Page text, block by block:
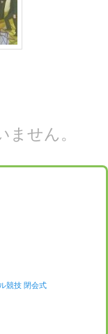
せん。
競技 閉会式